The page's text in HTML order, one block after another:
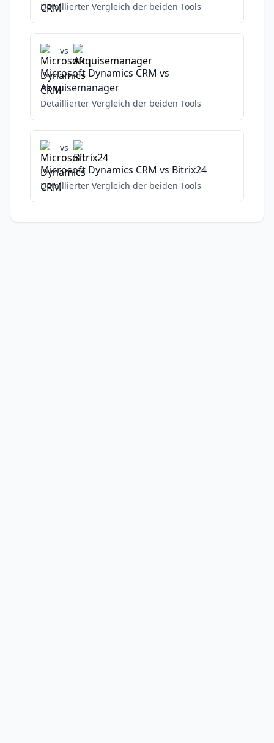
Detaillierter Vergleich der beiden Tools
vs
Microsoft Dynamics CRM vs
Akquisemanager
Detaillierter Vergleich der beiden Tools
vs
Microsoft Dynamics CRM vs Bitrix24
Detaillierter Vergleich der beiden Tools